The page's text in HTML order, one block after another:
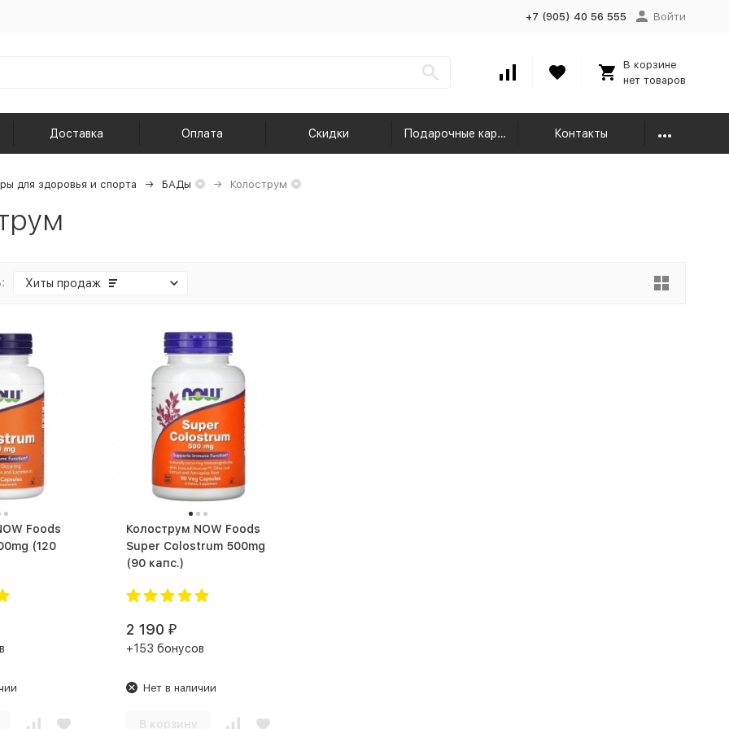
+7 (905) 40 56 555 Войти
В корзине
нет товаров
Доставка Оплата Скидки Подарочные карты Контакты
для здоровья и спорта БАДы Колострум
Хиты продаж
Foods
(120
Колострум NOW Foods
Super Colostrum 500mg
(90 капс.)
2 190 ₽
+153 бонусов
Нет в наличии
В корзину